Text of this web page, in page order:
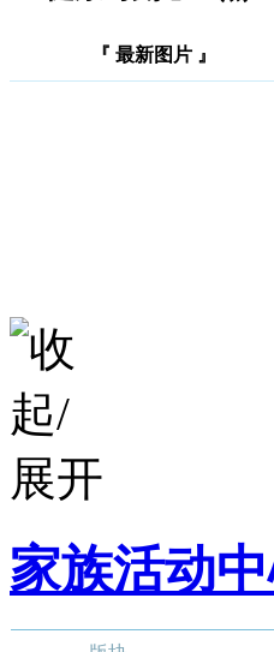
『 最新图片 』
家族活动